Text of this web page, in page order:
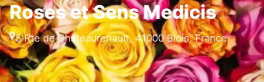
Roses et Sens Medicis
5 Rte de Châteaurenault, 41000 Blois, France